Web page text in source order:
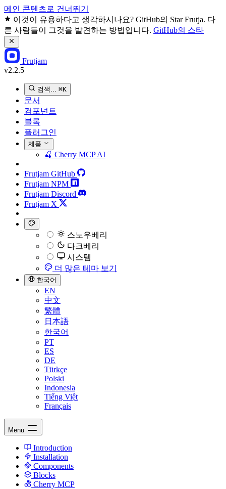
메인 콘텐츠로 건너뛰기
이것이 유용하다고 생각하시나요? GitHub의 Star Frutja. 다
른 사람들이 그것을 발견하는 방법입니다. GitHub의 스타
Frutjam
v2.2.5
검색... ⌘K
문서
컴포넌트
블록
플러그인
제품
🍒 Cherry MCPAI
Frutjam GitHub
Frutjam NPM
Frutjam Discord
Frutjam X
스노우베리
다크베리
시스템
더 많은 테마 보기
한국어
EN
中文
繁體
日本語
한국어
PT
ES
DE
Türkçe
Polski
Indonesia
Tiếng Việt
Français
Menu
Introduction
Installation
Components
Blocks
Cherry MCP